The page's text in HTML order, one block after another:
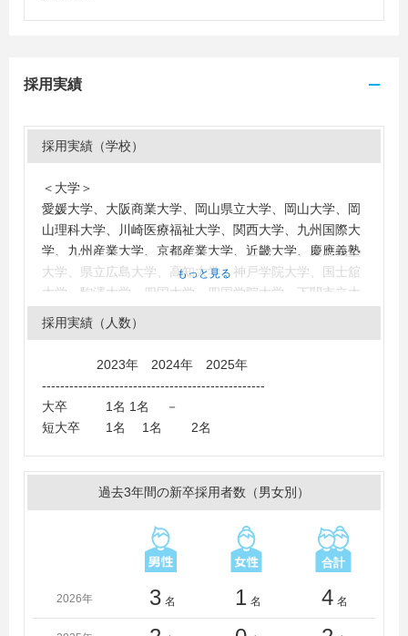
採用実績
採用実績（学校）
＜大学＞
愛媛大学、大阪商業大学、岡山県立大学、岡山大学、岡
山理科大学、川崎医療福祉大学、関西大学、九州国際大
学、九州産業大学、京都産業大学、近畿大学、慶應義塾
大学、県立広島大学、高知大学、神戸学院大学、国士舘
大学、駒澤大学、四国大学、四国学院大学、下関市立大
学、聖カタリナ大学、西南学院大学、摂南大学、拓殖大
学、中京大学、東亜大学、東洋大学、名古屋商科大学、
大学、北星学園大学、松山大学、桃山学院大学、山梨大
学、龍谷大学、福山平成大学、環太平洋大学
聖カタリナ大学短期大学部、徳島文理大学短期大学部、
もっと見る
採用実績（人数）
2023年 2024年 2025年
-------------------------------------------------
大卒 1名 1名 －
短大卒 1名 1名 2名
過去3年間の新卒採用者数（男女別）
2026年 3 名 1 名 4 名